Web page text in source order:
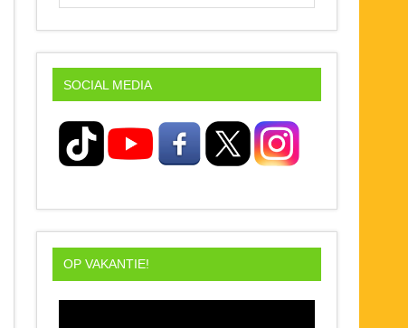
SOCIAL MEDIA
OP VAKANTIE!